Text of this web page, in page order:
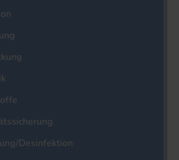
Desinfektion